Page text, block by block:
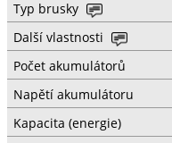
Typ brusky
Další vlastnosti
Počet akumulátorů
Napětí akumulátoru
Kapacita (energie)